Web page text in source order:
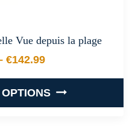
Vue depuis la plage
€142.99
Plage de prix : €29.99 à